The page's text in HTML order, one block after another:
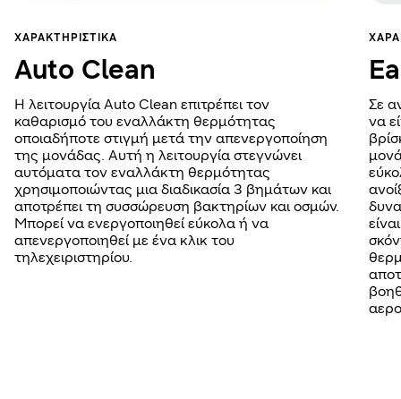
ΧΑΡΑΚΤΗΡΙΣΤΙΚΆ
Auto Clean
Η λειτουργία Auto Clean επιτρέπει τον
καθαρισμό του εναλλάκτη θερμότητας
οποιαδήποτε στιγμή μετά την απενεργοποίηση
της μονάδας. Αυτή η λειτουργία στεγνώνει
αυτόματα τον εναλλάκτη θερμότητας
χρησιμοποιώντας μια διαδικασία 3 βημάτων και
αποτρέπει τη συσσώρευση βακτηρίων και οσμών.
Μπορεί να ενεργοποιηθεί εύκολα ή να
απενεργοποιηθεί με ένα κλικ του
τηλεχειριστηρίου.
Σε
να